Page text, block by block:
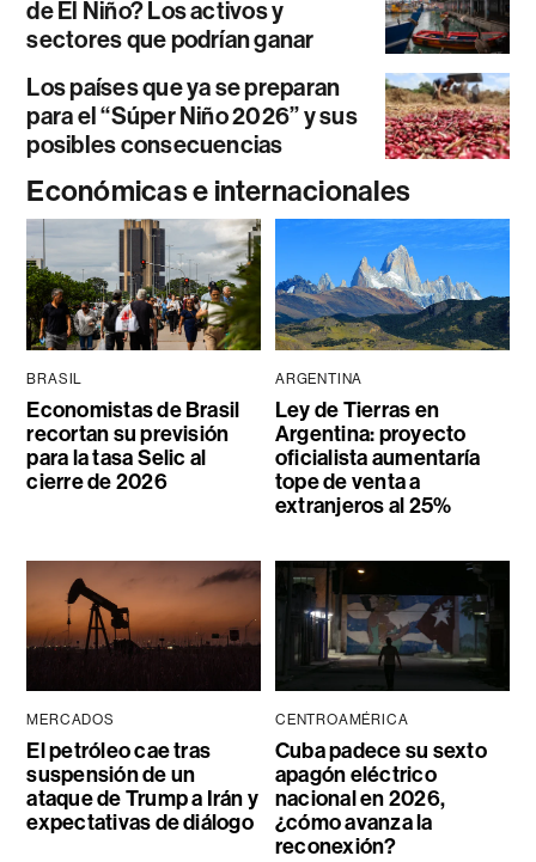
de El Niño? Los activos y
sectores que podrían ganar
Los países que ya se preparan
para el “Súper Niño 2026” y sus
posibles consecuencias
Económicas e internacionales
BRASIL
Economistas de Brasil
recortan su previsión
para la tasa Selic al
cierre de 2026
ARGENTINA
Ley de Tierras en
Argentina: proyecto
oficialista aumentaría
tope de venta a
extranjeros al 25%
MERCADOS
El petróleo cae tras
suspensión de un
ataque de Trump a Irán y
expectativas de diálogo
CENTROAMÉRICA
Cuba padece su sexto
apagón eléctrico
nacional en 2026,
¿cómo avanza la
reconexión?